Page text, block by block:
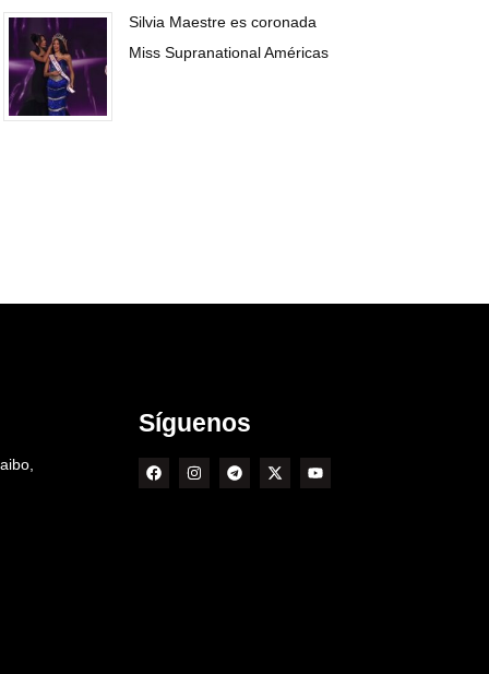
Silvia Maestre es coronada
Miss Supranational Américas
Síguenos